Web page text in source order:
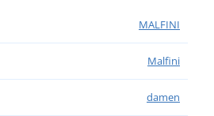
MALFINI
Malfini
damen